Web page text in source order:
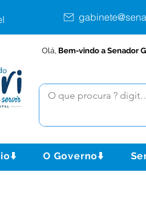
Olá, Bem-vindo a Senador
O Governo⬇️